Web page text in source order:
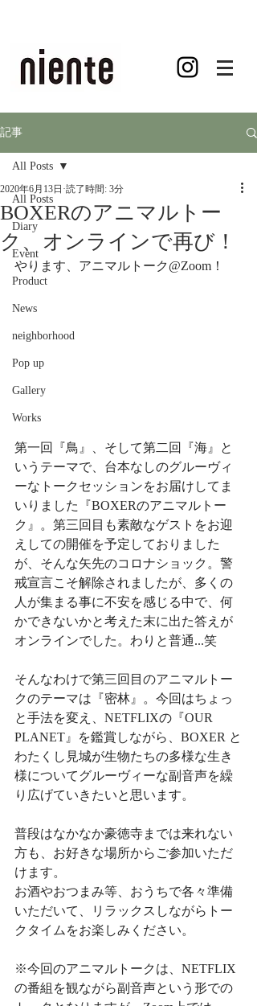
記事
All Posts
Diary
Event
Product
News
neighborhood
Pop up
Gallery
Works
All Posts
BOXERのアニマルトー
ク、オンラインで再び！
2020年6月13日 読了時間: 3分
やります、アニマルトーク @Zoom ！﻿
第一回『鳥』、そして第二回『海』と
いうテーマで、台本なしのグルーヴィ
ーなトークセッションをお届けしてま
いりました『BOXERのアニマルトー
ク』。第三回目も素敵なゲストをお迎
えしての開催を予定しておりました
が、そんな矢先のコロナショック。警
戒宣言こそ解除されましたが、多くの
人が集まる事に不安を感じる中で、何
かできないかと考えた末に出た答えが
オンラインでした。わりと普通...笑﻿
そんなわけで第三回目のアニマルトー
クのテーマは『密林』。今回はちょっ
と手法を変え、NETFLIXの『OUR
PLANET』を鑑賞しながら、BOXER と
わたくし見城が生物たちの多様な生き
様についてグルーヴィーな副音声を繰
り広げていきたいと思います。﻿
普段はなかなか豪徳寺までは来れない
方も、お好きな場所からご参加いただ
けます。﻿
お酒やおつまみ等、おうちで各々準備
いただいて、リラックスしながらトー
クタイムをお楽しみください。﻿
※今回のアニマルトークは、NETFLIX
の番組を観ながら副音声という形での